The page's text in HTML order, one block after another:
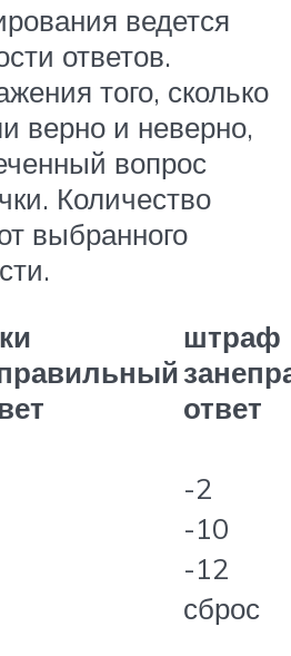
ведется
ответов.
того, сколько
верно и неверно,
вопрос
Количество
выбранного
штраф
ответ
-2
-10
-12
сброс